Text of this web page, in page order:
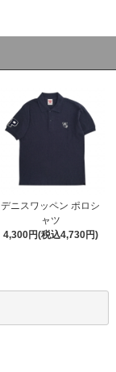
デニスワッペン ポロシ
ャツ
4,300円(税込4,730円)